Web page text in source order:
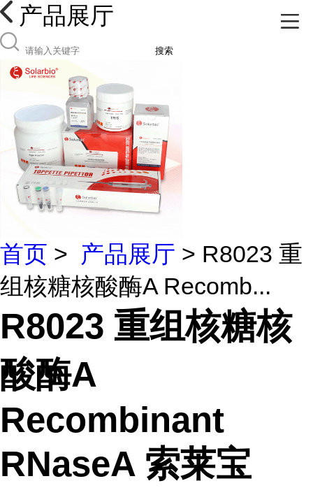
产品展厅
搜索
首页 > 产品展厅 > R8023 重
组核糖核酸酶A Recomb...
R8023 重组核糖核
酸酶A
Recombinant
RNaseA 索莱宝